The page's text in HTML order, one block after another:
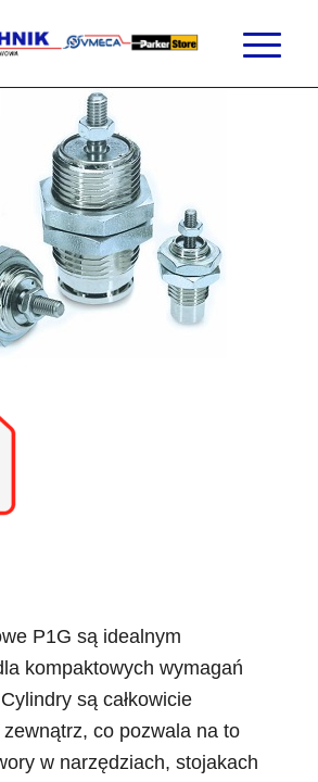
P1G są idealnym
kompaktowych wymagań
są całkowicie
co pozwala na to
w narzędziach, stojakach